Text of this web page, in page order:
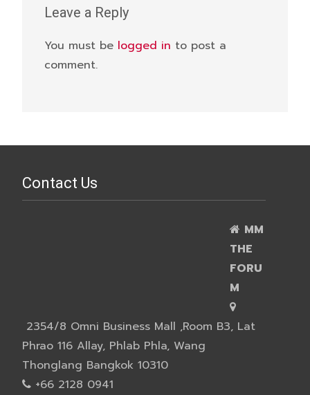
Leave a Reply
You must be logged in to post a
comment.
Contact Us
MM
THE
FORU
M
2354/8 Omni Business Mall ,Room B3, Lat
Phrao 116 Allay, Phlab Phla, Wang
Thonglang Bangkok 10310
+66 2128 0941